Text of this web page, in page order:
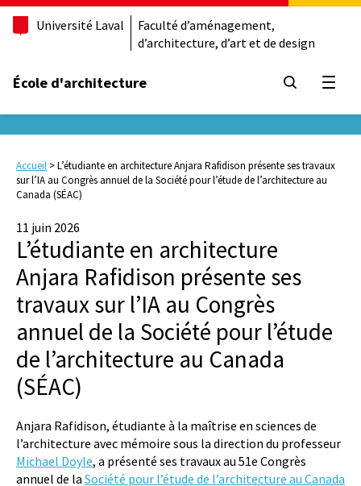
Université Laval
Faculté d’aménagement,
d’architecture, d’art et de design
École d'architecture
Accueil >L’étudiante en architecture Anjara Rafidison présente ses travaux
sur l’IA au Congrès annuel de la Société pour l’étude de l’architecture au
Canada (SÉAC)
11 juin 2026
L’étudiante en architecture
Anjara Rafidison présente ses
travaux sur l’IA au Congrès
annuel de la Société pour l’étude
de l’architecture au Canada
(SÉAC)
Anjara Rafidison, étudiante à la maîtrise en sciences de
l’architecture avec mémoire sous la direction du professeur
Michael Doyle, a présenté ses travaux au 51e Congrès
annuel de la Société pour l’étude de l’architecture au Canada